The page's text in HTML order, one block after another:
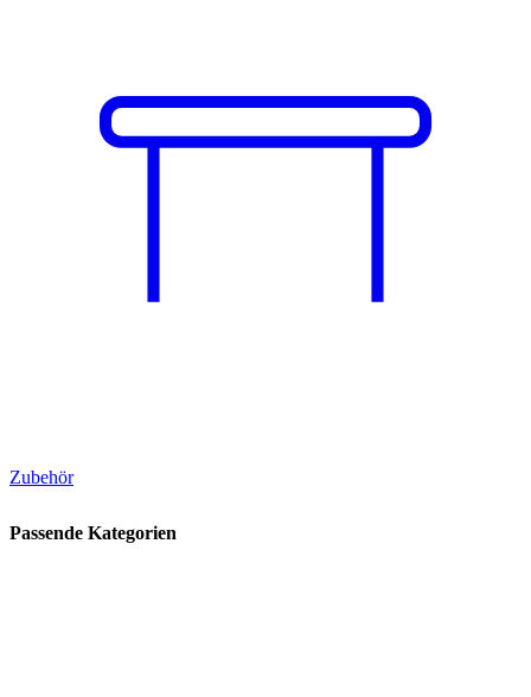
Zubehör
Passende Kategorien